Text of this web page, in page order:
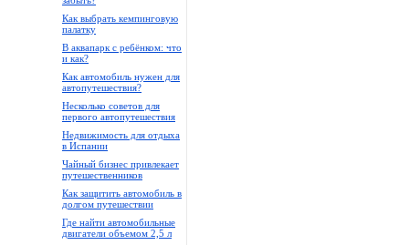
Как выбрать кемпинговую
палатку
В аквапарк с ребёнком: что
и как?
Как автомобиль нужен для
автопутешествия?
Несколько советов для
первого автопутешествия
Недвижимость для отдыха
в Испании
Чайный бизнес привлекает
путешественников
Как защитить автомобиль в
долгом путешествии
Где найти автомобильные
двигатели объемом 2,5 л